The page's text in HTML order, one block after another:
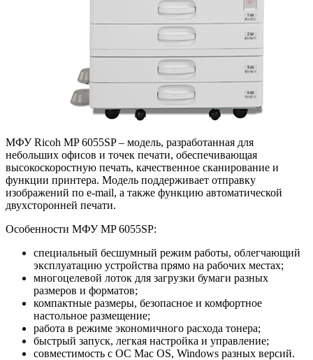
МФУ Ricoh MP 6055SP – модель, разработанная для
небольших офисов и точек печати, обеспечивающая
высокоскоростную печать, качественное сканирование и
функции принтера. Модель поддерживает отправку
изображений по e-mail, а также функцию автоматической
двухсторонней печати.
Особенности МФУ MP 6055SP:
специальный бесшумный режим работы, облегчающий
эксплуатацию устройства прямо на рабочих местах;
многоцелевой лоток для загрузки бумаги разных
размеров и форматов;
компактные размеры, безопасное и комфортное
настольное размещение;
работа в режиме экономичного расхода тонера;
быстрый запуск, легкая настройка и управление;
совместимость с ОС Mac OS, Windows разных версий.